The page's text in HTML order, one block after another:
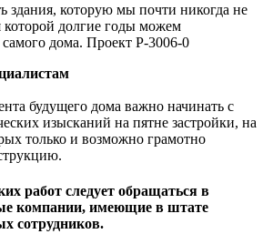
здания, которую мы почти никогда не
которой долгие годы можем
дома. Проект P-3006-0
будущего дома важно начинать с
изысканий на пятне застройки, на
только и возможно грамотно
работ следует обращаться в
компании, имеющие в штате
сотрудников.